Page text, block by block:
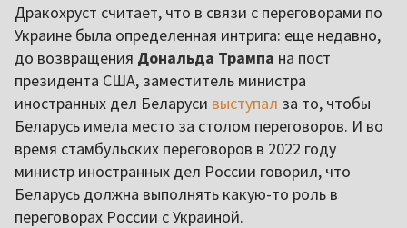
Дракохруст считает, что в связи с переговорами по
Украине была определенная интрига: еще недавно,
до возвращения Дональда Трампа на пост
президента США, заместитель министра
иностранных дел Беларуси выступал за то, чтобы
Беларусь имела место за столом переговоров. И во
время стамбульских переговоров в 2022 году
министр иностранных дел России говорил, что
Беларусь должна выполнять какую-то роль в
переговорах России с Украиной.